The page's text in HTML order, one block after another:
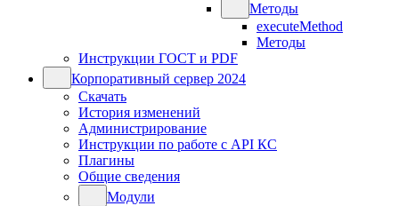
Методы
executeMethod
Методы
Инструкции ГОСТ и PDF
Корпоративный сервер 2024
Скачать
История изменений
Администрирование
Инструкции по работе с API КС
Плагины
Общие сведения
Модули